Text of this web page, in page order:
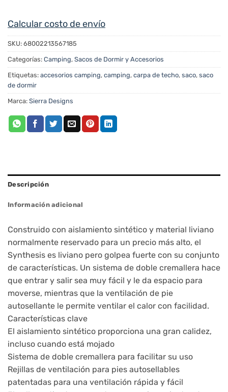
Calcular costo de envío
SKU: 68002213567185
Categorías: Camping, Sacos de Dormir y Accesorios
Etiquetas: accesorios camping, camping, carpa de techo, saco, saco
de dormir
Marca: Sierra Designs
Descripción
Información adicional
Construido con aislamiento sintético y material liviano
normalmente reservado para un precio más alto, el
Synthesis es liviano pero golpea fuerte con su conjunto
de características. Un sistema de doble cremallera hace
que entrar y salir sea muy fácil y le da espacio para
moverse, mientras que la ventilación de pie
autosellante le permite ventilar el calor con facilidad.
Características clave
El aislamiento sintético proporciona una gran calidez,
incluso cuando está mojado
Sistema de doble cremallera para facilitar su uso
Rejillas de ventilación para pies autosellables
patentadas para una ventilación rápida y fácil